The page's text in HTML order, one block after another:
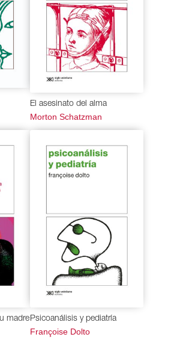
El asesinato del alma
Morton Schatzman
madrePsicoanálisis y pediatría
Françoise Dolto